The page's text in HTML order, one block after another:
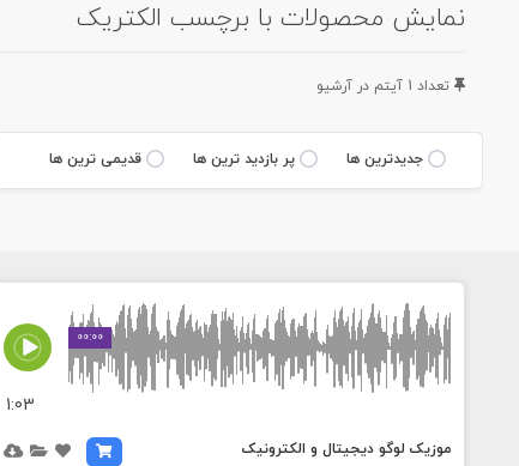
نمایش محصولات با برچسب الکتریک
تعداد 1 آيتم در آرشيو
جديدترين ها پر بازديد ترين ها قديمی ترين ها
00:00
1:03
موزیک لوگو دیجیتال و الکترونیک